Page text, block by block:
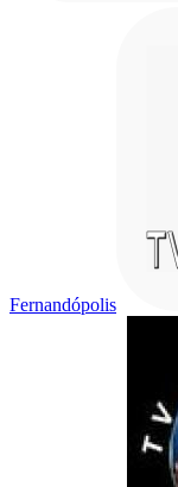
Fernandópolis